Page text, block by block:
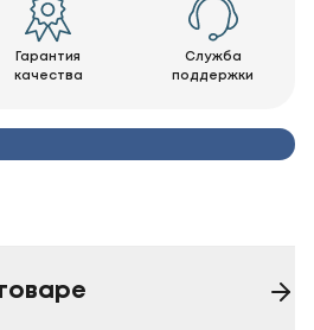
Гарантия
качества
Служба
поддержки